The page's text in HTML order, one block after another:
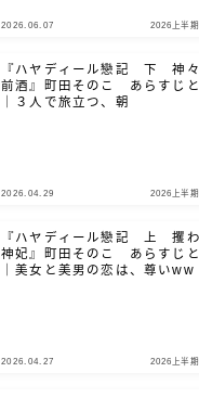
2026.06.07 2026上半
『ハヤディール戀記 下 神
前酒』町田そのこ あらすじ
｜３人で旅立つ、朝
2026.04.29 2026上半
『ハヤディール戀記 上 攫
神妃』町田そのこ あらすじ
｜美女と美男の恋は、尊いww
2026.04.27 2026上半